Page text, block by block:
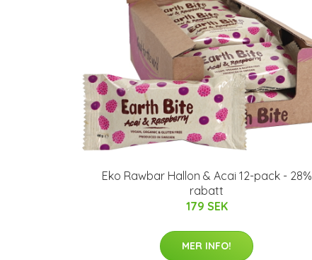
Eko Rawbar Hallon & Acai 12-pack - 28%
rabatt
179 SEK
MER INFO!